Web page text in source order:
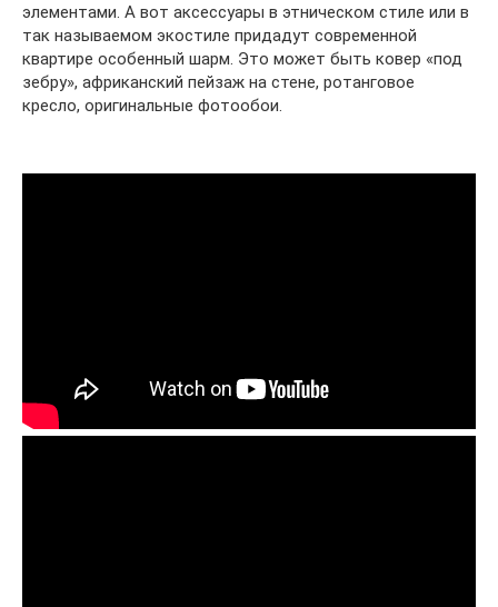
элементами. А вот аксессуары в этническом стиле или в
так называемом экостиле придадут современной
квартире особенный шарм. Это может быть ковер «под
зебру», африканский пейзаж на стене, ротанговое
кресло, оригинальные фотообои.